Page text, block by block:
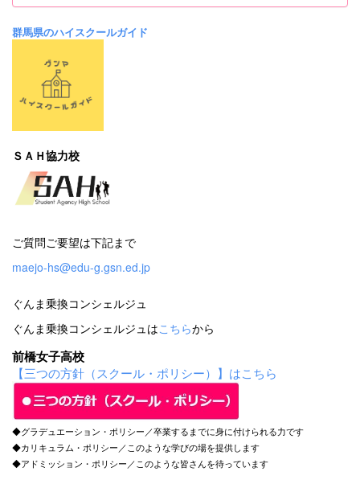
群馬県のハイスクールガイド
ＳＡＨ協力校
ご質問ご要望は下記まで
maejo-hs@edu-g.gsn.ed.jp
ぐんま乗換コンシェルジュ
ぐんま乗換コンシェルジュはこちらから
前橋女子高校
【三つの方針（スクール・ポリシー）】はこちら
◆グラデュエーション・ポリシー／卒業するまでに身に付けられる力です
◆カリキュラム・ポリシー／このような学びの場を提供します
◆アドミッション・ポリシー／このような皆さんを待っています